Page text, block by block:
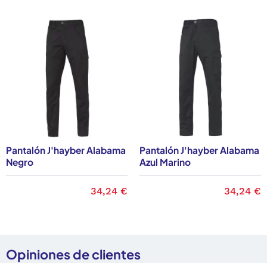
Pantalón J'hayber Alabama
Negro
Precio
34,24 €
Pantalón J'hayber Alabama
Azul Marino
Precio
34,24 €
Opiniones de clientes